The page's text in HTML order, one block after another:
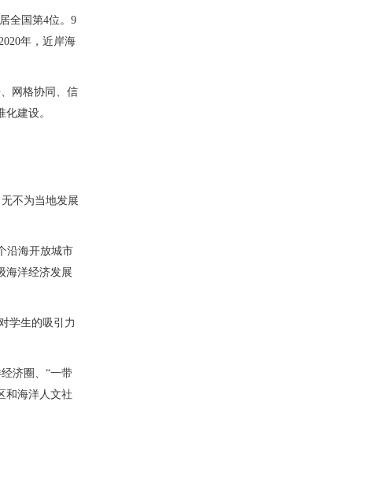
全国第4位。9
年，近岸海
网格协同、信
建设。
不为当地发展
沿海开放城市
海洋经济发展
学生的吸引力
济圈、“一带
和海洋人文社